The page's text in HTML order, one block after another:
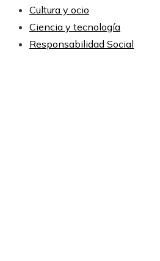
Cultura y ocio
Ciencia y tecnología
Responsabilidad Social